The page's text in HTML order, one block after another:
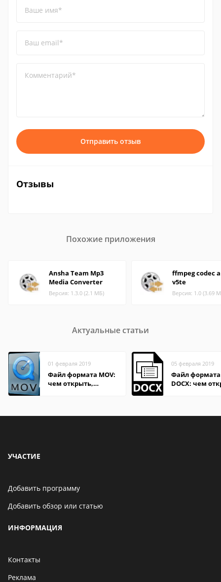
Ваше имя*
Ваш email*
Комментарий*
Отправить отзыв
Отзывы
Похожие приложения
Ansha Team Mp3
Media Converter
Версия: 1.3.0 (2.1 МБ)
ffmpeg codec
v5te
Версия: 1.0 (3.69
Актуальные статьи
01 февраля 2019
Файл формата MOV:
чем открыть,
05 февраля 2019
Файл формата
DOCX: чем
УЧАСТИЕ
Добавить программу
Добавить обзор или статью
ИНФОРМАЦИЯ
Контакты
Реклама